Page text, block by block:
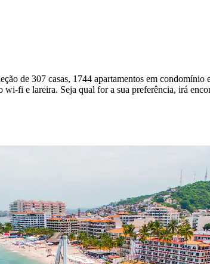
de 307 casas, 1744 apartamentos em
wi-fi e lareira. Seja qual for a sua preferência, irá